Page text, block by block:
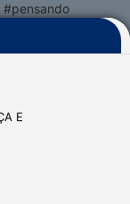
#pensando
E